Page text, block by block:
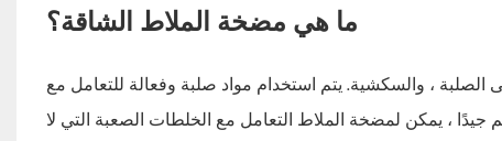
ما هي مضخة الملاط الشاقة؟
، والسكشية. يتم استخدام مواد صلبة وفعالة للتعامل مع
، يمكن لمضخة الملاط التعامل مع الخلطات الصعبة التي لا